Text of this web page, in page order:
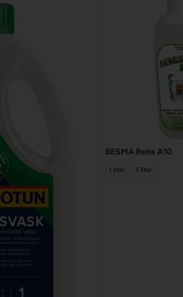
BESMA Rens A10
1 liter 5 liter